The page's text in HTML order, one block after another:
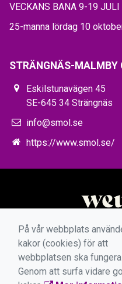
VECKANS BANA 9-19 JULI
25-manna lördag 10
STRÄNGNÄS-MALMBY
Eskilstunavägen 45
SE-645 34 Strängnäs
info@smol.se
https://www.smol.se/
På vår webbplats
kakor (cookies) för att
webbplatsen ska
Genom att surfa vidare